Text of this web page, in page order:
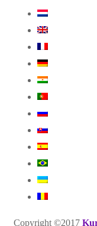
Copyright ©2017